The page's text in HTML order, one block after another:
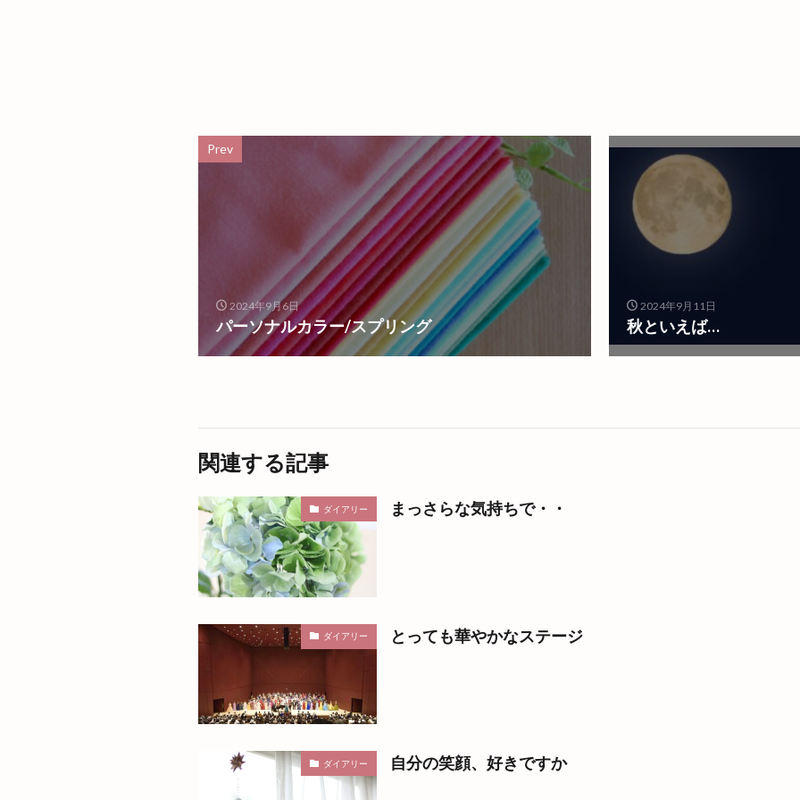
Prev
2024年9月6日
パーソナルカラー/スプリング
2024年9月11日
秋といえば…
関連する記事
ダイアリー まっさらな気持ちで・・
ダイアリー とっても華やかなステージ
ダイアリー 自分の笑顔、好きですか